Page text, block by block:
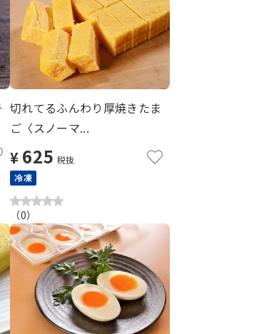
切れてるふんわり厚焼きたま
ご〈スノーマ...
¥ 625 税抜
冷凍
（0）